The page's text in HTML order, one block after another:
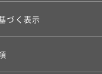
づく表示